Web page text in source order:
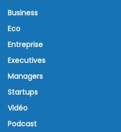
Business
Eco
Entreprise
Executives
Managers
Startups
Vidéo
Podcast